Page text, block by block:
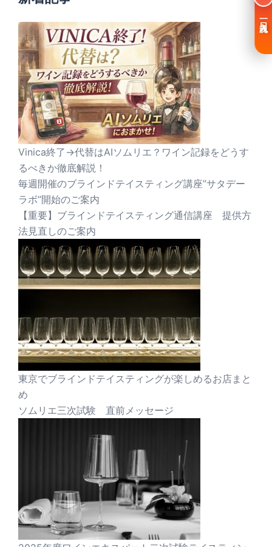
Vinica終了→代替はAIソムリエ？ワイン記録をどうす
るべきか徹底解説！
毎週開催のブラインドテイスティング講座”サタデー
ラボ”開始のご案内
【重要】ブラインドテイスティング通信講座 提供方
法見直しのご案内
東京でブラインドテイスティングが楽しめるお店まと
め
ソムリエ三次試験 直前メッセージ